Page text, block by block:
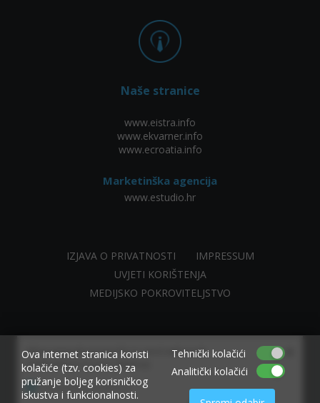
Allow www.ekvarner.info to send web push
notifications to your desktop.
Powered by SendPulse
×
Naše stranice
www.eistra.info
www.ekvarner.info
www.ecroatia.info
Marketinška agencija
www.estudio.hr
IZJAVA O PRIVATNOSTI
IMPRESSUM
UVJETI KORIŠTENJA
MEDIJSKO POKROVITELJSTVO
Ova internet stranica koristi
kolačiće (tzv. cookies) za
pružanje boljeg korisničkog
iskustva i funkcionalnosti.
Tehnički kolačići
Analitički kolačići